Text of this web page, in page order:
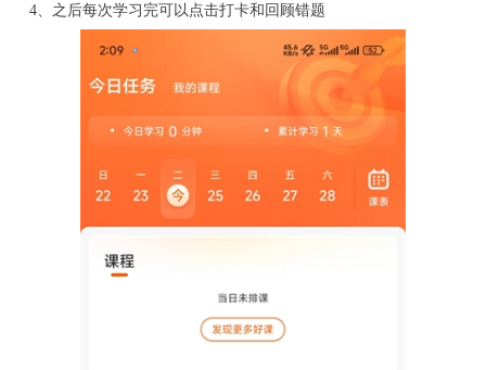
4、之后每次学习完可以点击打卡和回顾错题